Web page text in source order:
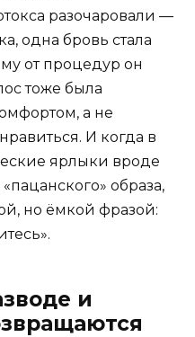
разочаровали —
одна бровь стала
от процедур он
тоже была
а не
И когда в
ярлыки вроде
образа,
но ёмкой фразой:
и